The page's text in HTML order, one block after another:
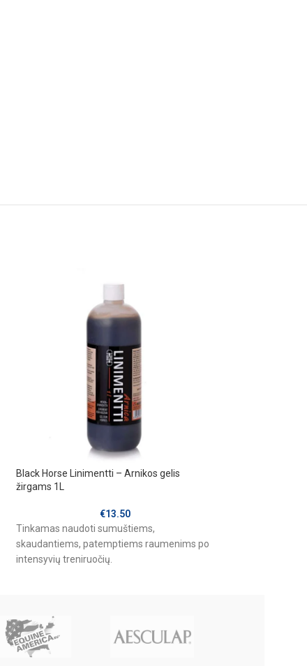
Black Horse Linimentti – Arnikos gelis
žirgams 1L
€13.50
Tinkamas naudoti sumuštiems,
skaudantiems, patemptiems raumenims po
intensyvių treniruočių.